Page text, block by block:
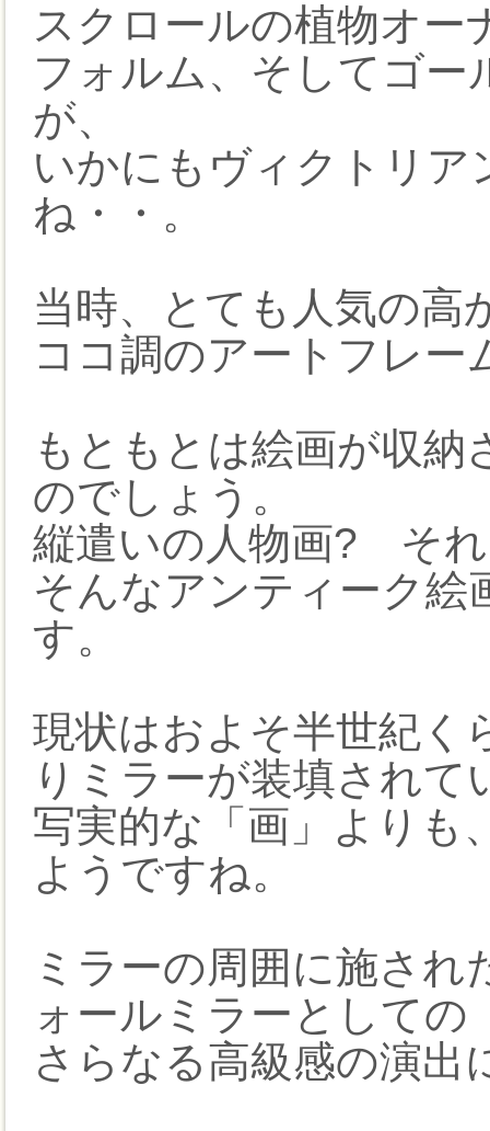
スクロールの植物オ
フォルム、そしてゴ
が、
いかにもヴィクトリア
ね・・。
当時、とても人気の高
ココ調のアートフレー
もともとは絵画が収納
のでしょう。
縦遣いの人物画? そ
そんなアンティーク絵
す。
現状はおよそ半世紀く
りミラーが装填されて
写実的な「画」よりも
ようですね。
ミラーの周囲に施さ
ォールミラーとしての
さらなる高級感の演出